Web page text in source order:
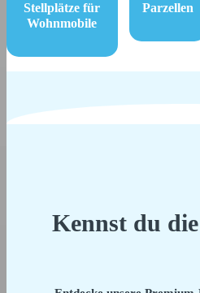
Stellplätze für
Wohnmobile
Parzellen
Kennst du